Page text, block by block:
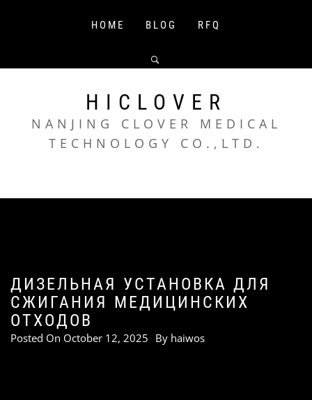
HOME BLOG RFQ
HICLOVER
NANJING CLOVER MEDICAL
TECHNOLOGY CO.,LTD.
ДИЗЕЛЬНАЯ УСТАНОВКА ДЛЯ
СЖИГАНИЯ МЕДИЦИНСКИХ
ОТХОДОВ
Posted On October 12, 2025 By haiwos